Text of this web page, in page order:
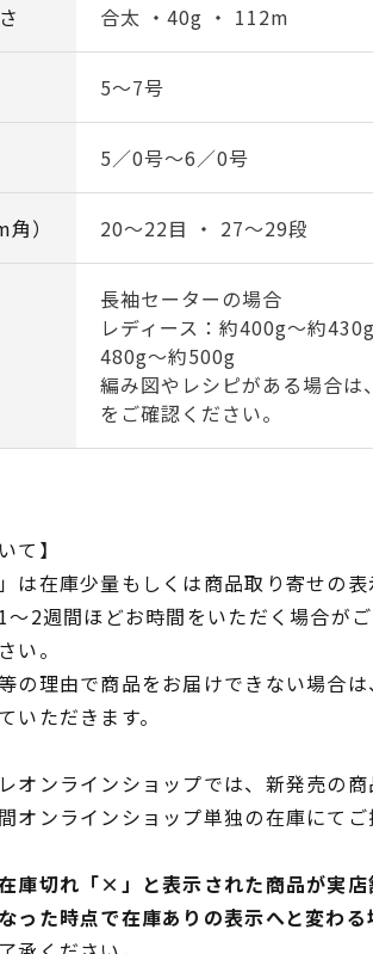
合太 ・40g ・ 112m
5～7号
5／0号～6／0号
） 20～22目 ・ 27～29段
長袖セーターの場合
レディース：約400g～約
480g～約500g
編み図やレシピがある場合は
をご確認ください。
て】
は在庫少量もしくは商品取り寄せの表
～2週間ほどお時間をいただく場合が
い。
の理由で商品をお届けできない場合
いただきます。
オンラインショップでは、新発売の
オンラインショップ単独の在庫にてご
庫切れ「×」と表示された商品が実店
った時点で在庫ありの表示へと変わる